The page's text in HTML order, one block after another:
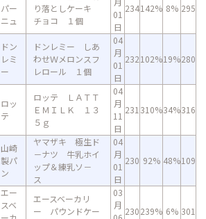
パー
ニュ
り落としケーキ
チョコ １個
01
日
234142% 8% 295
ドン
レミ
ー
ドンレミー しあ
わせＷメロンスフ
レロール １個
04
月
01
日
232102%19%280
ロッ
テ
ロッテ ＬＡＴＴ
ＥＭＩＬＫ １３
５ｇ
04
月
11
日
231 310%34%316
山崎
製パ
ン
ヤマザキ 極生ド
－ナツ 牛乳ホイ
ップ＆練乳ソ－
ス
04
月
01
日
230 92% 48%109
エー
スベ
エースベーカリ
ー パウンドケー
03
月
230239% 6% 301